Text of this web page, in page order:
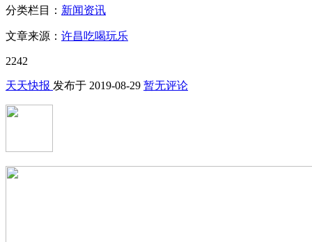
分类栏目： 新闻资讯
文章来源： 许昌吃喝玩乐
2242
天天快报 发布于 2019-08-29 暂无评论